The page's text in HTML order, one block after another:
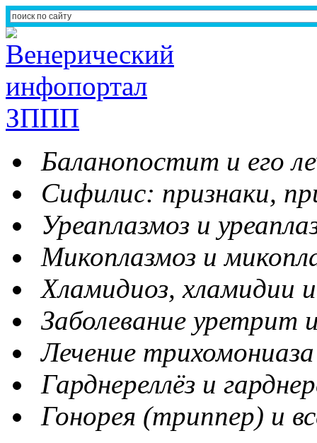
Баланопостит и его
Сифилис: признаки,
Уреаплазмоз и
Микоплазмоз и
Хламидиоз, хламидии
Заболевание уретрит
Лечение
Гарднереллёз и
Гонорея (триппер) и